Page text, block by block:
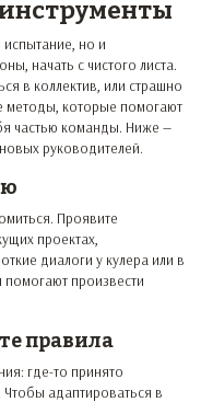
но и
начать с чистого листа.
в коллектив, или страшно
методы, которые помогают
частью команды. Ниже —
руководителей.
Проявите
проектах,
диалоги у кулера или в
произвести
правила
где-то принято
Чтобы адаптироваться в